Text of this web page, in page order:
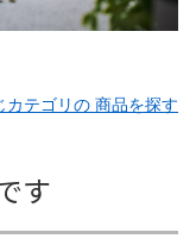
カテゴリの 商品を探す
す